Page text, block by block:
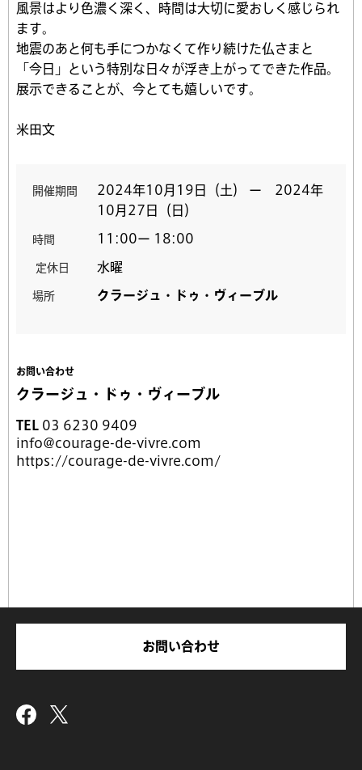
風景はより色濃く深く、時間は大切に愛おしく感じられ
ます。
地震のあと何も手につかなくて作り続けた仏さまと
「今日」という特別な日々が浮き上がってできた作品。
展示できることが、今とても嬉しいです。
米田文
開催期間
2024年10月19日（土） ー 2024年
10月27日（日）
時間 11:00ー 18:00
定休日 水曜
場所 クラージュ・ドゥ・ヴィーブル
お問い合わせ
クラージュ・ドゥ・ヴィーブル
TEL 03 6230 9409
info@courage-de-vivre.com
https://courage-de-vivre.com/
お問い合わせ